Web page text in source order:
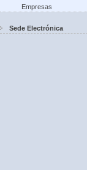
Empresas
Sede Electrónica